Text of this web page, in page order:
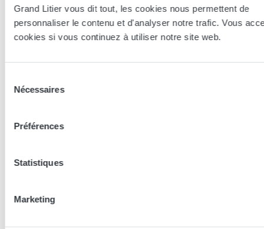
Grand Litier vous dit tout, les cookies nous permettent de
personnaliser le contenu et d'analyser notre trafic. Vous
cookies si vous continuez à utiliser notre site web.
Nécessaires
Préférences
Statistiques
Marketing
Essayer en magasin
Nos conseillers spécialistes du bien-être sont à votre disposition
technologie, le confort, et les modèles les plus adaptés à votre
En complément de ce produit